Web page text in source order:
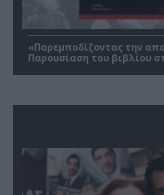
«Παρεμποδίζοντας την
Παρουσίαση του βιβλίου